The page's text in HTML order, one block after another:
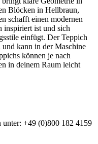
Blöcken in Hellbraun,
schafft einen modernen
inspiriert ist und sich
einfügt. Der Teppich
und kann in der Maschine
können je nach
in deinem Raum leicht
unter: +49 (0)800 182 4159